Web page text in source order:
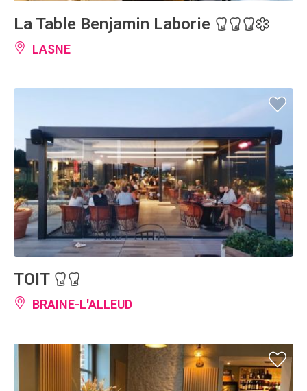
La Table Benjamin Laborie
LASNE
TOIT
BRAINE-L'ALLEUD